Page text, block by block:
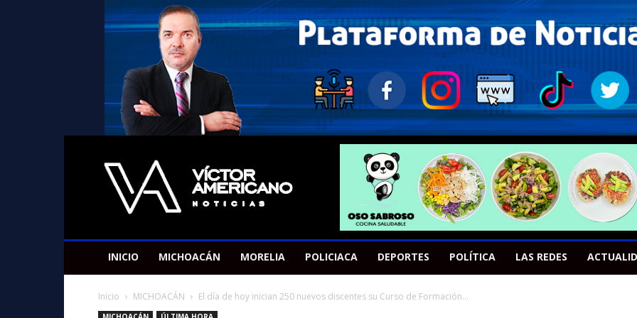
Americano
Victor
INICIO MICHOACÁN MORELIA POLICIACA DEPORTES POLÍTICA LAS REDES
Inicio MICHOACÁN El día de hoy inician 250 nuevos discentes su Curso de Formación...